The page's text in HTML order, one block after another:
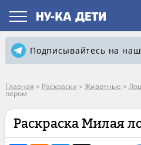
Подписывайтесь на
Главная > Раскраски > Животные >
пером
Раскраска Милая